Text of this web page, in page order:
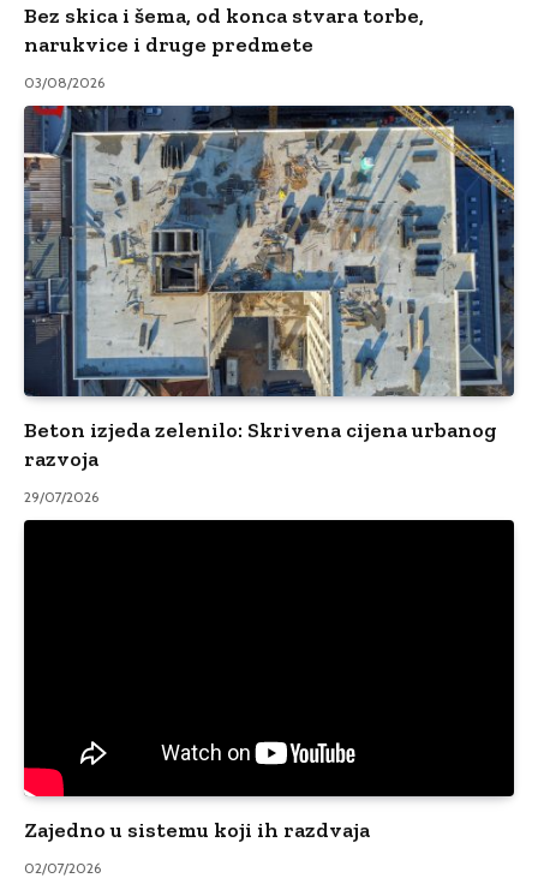
Bez skica i šema, od konca stvara torbe,
narukvice i druge predmete
03/08/2026
Beton izjeda zelenilo: Skrivena cijena urbanog
razvoja
29/07/2026
Zajedno u sistemu koji ih razdvaja
02/07/2026